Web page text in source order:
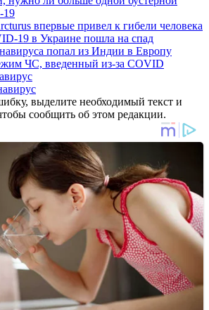
19
впервые привел к гибели человека
19 в Украине пошла на спад
попал из Индии в Европу
ЧС, введенный из-за COVID
выделите необходимый текст и
сообщить об этом редакции.